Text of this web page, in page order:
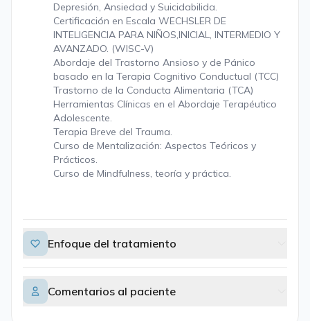
Depresión, Ansiedad y Suicidabilida.
Certificación en Escala WECHSLER DE
INTELIGENCIA PARA NIÑOS,INICIAL, INTERMEDIO Y
AVANZADO. (WISC-V)
Abordaje del Trastorno Ansioso y de Pánico
basado en la Terapia Cognitivo Conductual (TCC)
Trastorno de la Conducta Alimentaria (TCA)
Herramientas Clínicas en el Abordaje Terapéutico
Adolescente.
Terapia Breve del Trauma.
Curso de Mentalización: Aspectos Teóricos y
Prácticos.
Curso de Mindfulness, teoría y práctica.
Enfoque del tratamiento
Comentarios al paciente